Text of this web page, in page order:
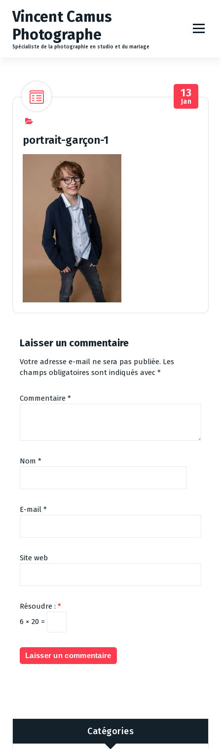
Vincent Camus
Photographe
Spécialiste de la photographie en studio et du mariage
13
Jan
portrait-garçon-1
Laisser un commentaire
Votre adresse e-mail ne sera pas publiée. Les
champs obligatoires sont indiqués avec *
Commentaire *
Nom *
E-mail *
Site web
Résoudre : *
6 × 20 =
Catégories